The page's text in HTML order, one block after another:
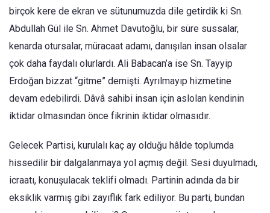
birçok kere de ekran ve sütunumuzda dile getirdik ki Sn.
Abdullah Gül ile Sn. Ahmet Davutoğlu, bir süre sussalar,
kenarda otursalar, müracaat adamı, danışılan insan olsalar
çok daha faydalı olurlardı. Ali Babacan’a ise Sn. Tayyip
Erdoğan bizzat “gitme” demişti. Ayrılmayıp hizmetine
devam edebilirdi. Dâvâ sahibi insan için aslolan kendinin
iktidar olmasından önce fikrinin iktidar olmasıdır.
Gelecek Partisi, kurulalı kaç ay olduğu hâlde toplumda
hissedilir bir dalgalanmaya yol açmış değil. Sesi duyulmadı,
icraatı, konuşulacak teklifi olmadı. Partinin adında da bir
eksiklik varmış gibi zayıflık fark ediliyor. Bu parti, bundan